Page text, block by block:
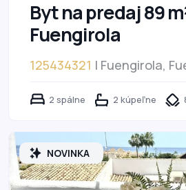
Byt na predaj 89
Fuengirola
125434321 | Fuengirola,
2 spálne 2 kúpeľne
NOVINKA